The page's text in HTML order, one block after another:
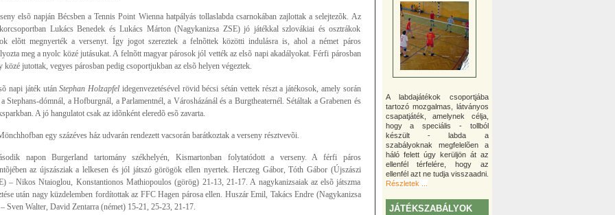
A labdajátékok csoportjába
tartozó mozgalmas, látványos
csapatjáték, amelynek célja,
hogy a speciális - tollból
készült - labda a
szabályoknak megfelelõen a
háló felett úgy kerüljön át az
ellenfél térfelére, hogy az
ellenfél azt ne tudja visszaadni.
Részletek ...
JÁTÉKSZABÁLYOK
elsõ napján Bécsben a Tennis Point Wienna hatpályás tollaslabda csarnokában zajlottak a selejtezõk. Az
Lukács Benedek és Lukács Márton (Nagykanizsa ZSE) jó játékkal szlovákiai és osztrákok
elõtt megnyerték a versenyt. Így jogot szereztek a felnõttek közötti indulásra is, ahol a német páros
meg a nyolc közé jutásukat. A felnõtt magyar párosok jól vették az elsõ napi akadályokat. Férfi párosban
közé jutottak, vegyes párosban pedig csoportjukban az elsõ helyen végeztek.
napi játék utánStephan Holzapfel idegenvezetésével rövid bécsi sétán vettek részt a játékosok, amely során
Stephans-dómnál, a Hofburgnál, a Parlamentnél, a Városházánál és a Burgtheaternél. Sétáltak a Grabenen és
A jó hangulatot csak az idõnként eleredõ esõ zavarta.
egy százéves ház udvarán rendezett vacsorán barátkoztak a verseny résztvevõi.
napon Burgerland tartomány székhelyén, Kismartonban folytatódott a verseny. A férfi páros
az újszásziak a lelkesen és jól játszó görögök ellen nyertek. Herczeg Gábor, Tóth Gábor (Újszászi
– Nikos Ntaioglou, Konstantionos Mathiopoulos (görög) 21-13, 21-17. A nagykanizsaiak az elsõ játszma
után nagy küzdelemben fordítottak az FFC Hagen párosa ellen. Huszár Emil, Takács Endre (Nagykanizsa
Sven Walter, David Zentarra (német) 15-21, 25-23, 21-17.